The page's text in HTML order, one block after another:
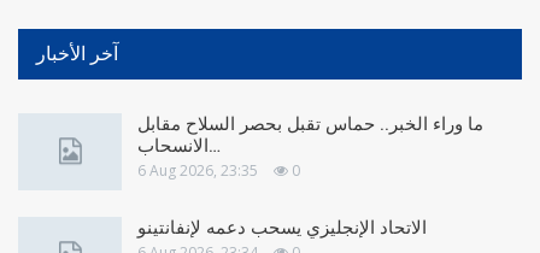
آخر الأخبار
ما وراء الخبر.. حماس تقبل بحصر السلاح مقابل
الانسحاب…
6 Aug 2026, 23:35 0
الاتحاد الإنجليزي يسحب دعمه لإنفانتينو